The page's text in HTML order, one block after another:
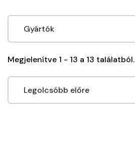
Megjelenítve 1 - 13 a 13 találatból.